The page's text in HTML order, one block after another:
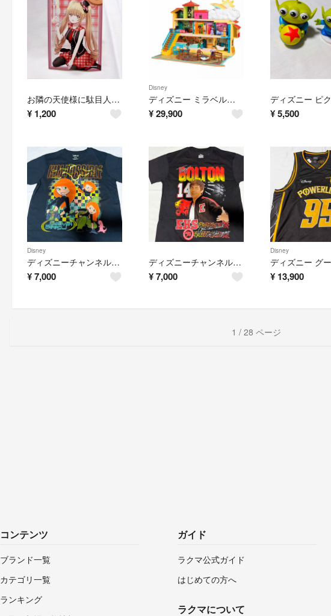
お隣の天使様に駄目人間にされた件 マルイ 特典 ポストカード 真昼
¥ 1,200
Disney
ディズニー ミラベルと魔法だらけの家 ドールハウス フィギュア
¥29,900 ¥ 5,500
Disney
ディズニーチャンネル キムポッシブル Tシャツ
¥7,000
ディズニーチャンネル ハイスクールミュージカル Tシャツ
¥7,000
Disney
¥ 13,900
1 / 28 ページ
コンテンツ
ブランド一覧
カテゴリ一覧
ランキング
ガイド
ラクマ公式ガイド
はじめての方へ
ラクマについて